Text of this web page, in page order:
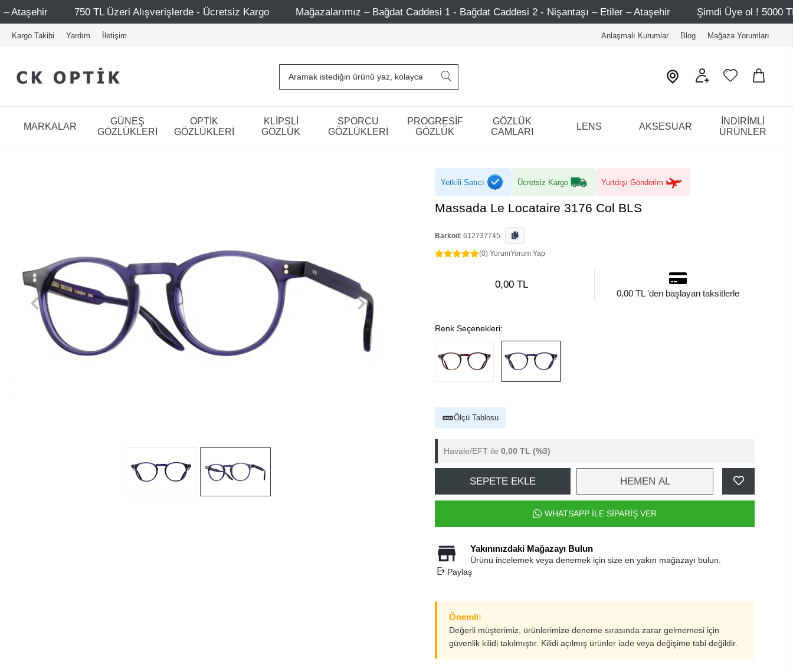
Üzeri Alışverişlerde - Ücretsiz Kargo Mağazalarımız – Bağdat Caddesi 1 - Bağdat Caddesi 2 - Nişantaşı – Etiler – Ataşehir Şimdi Üye ol ! 5000 TL üzeri ilk
Kargo Takibi Yardım İletişim Anlaşmalı Kurumlar Blog Mağaza Yorumları
MARKALAR
GÜNEŞ
GÖZLÜKLERİ
OPTİK
GÖZLÜKLERİ
KLİPSLİ
GÖZLÜK
SPORCU
GÖZLÜKLERİ
PROGRESİF
GÖZLÜK
GÖZLÜK
CAMLARI
LENS AKSESUAR
İNDİRİMLİ
ÜRÜNLER
Yetkili Satıcı Ücretsiz Kargo Yurtdışı Gönderim
Massada Le Locataire 3176 Col BLS
Barkod : 612737745
(0) YorumYorum Yap
0,00 TL
0,00 TL 'den başlayan taksitlerle
Renk Seçenekleri:
Ölçü Tablosu
Havale/EFT ile 0,00 TL (%3)
SEPETE EKLE HEMEN AL
WHATSAPP İLE SİPARİŞ VER
Yakınınızdaki Mağazayı Bulun
Ürünü incelemek veya denemek için size en yakın mağazayı bulun.
Paylaş
Önemli:
Değerli müşterimiz, ürünlerimize deneme sırasında zarar gelmemesi için
güvenlik kilidi takılmıştır. Kilidi açılmış ürünler iade veya değişime tabi değildir.